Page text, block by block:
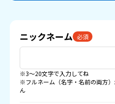
ニックネーム 必須
※3〜20文字で入力してね
※フルネーム（名字・名前の両方
ん